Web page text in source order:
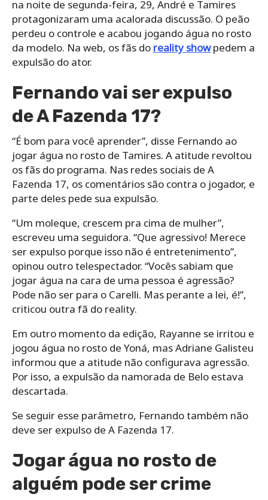
na noite de segunda-feira, 29, André e Tamires
protagonizaram uma acalorada discussão. O peão
perdeu o controle e acabou jogando água no rosto
da modelo. Na web, os fãs do reality showpedem a
expulsão do ator.
Fernando vai ser expulso
de A Fazenda 17?
“É bom para você aprender”, disse Fernando ao
jogar água no rosto de Tamires. A atitude revoltou
os fãs do programa. Nas redes sociais de A
Fazenda 17, os comentários são contra o jogador, e
parte deles pede sua expulsão.
“Um moleque, crescem pra cima de mulher”,
escreveu uma seguidora. “Que agressivo! Merece
ser expulso porque isso não é entretenimento”,
opinou outro telespectador. “Vocês sabiam que
jogar água na cara de uma pessoa é agressão?
Pode não ser para o Carelli. Mas perante a lei, é!”,
criticou outra fã do reality.
Em outro momento da edição, Rayanne se irritou e
jogou água no rosto de Yoná, mas Adriane Galisteu
informou que a atitude não configurava agressão.
Por isso, a expulsão da namorada de Belo estava
descartada.
Se seguir esse parâmetro, Fernando também não
deve ser expulso de A Fazenda 17.
Jogar água no rosto de
alguém pode ser crime